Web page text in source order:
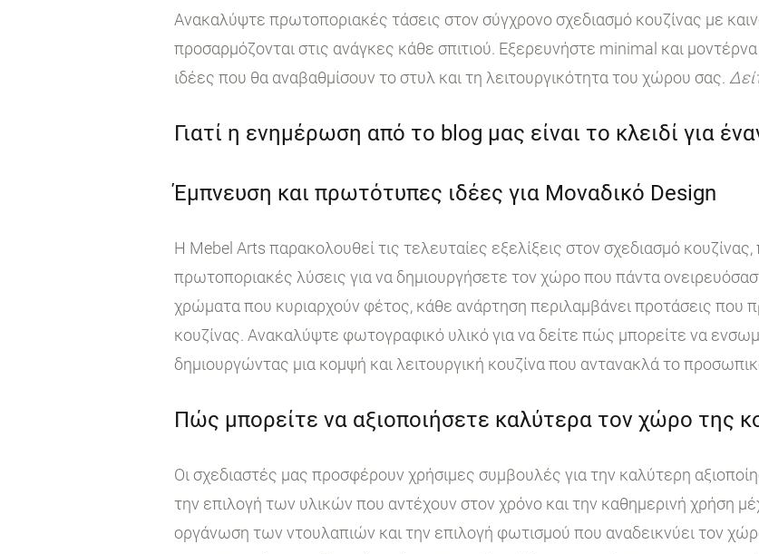
Ανακαλύψτε πρωτοποριακές τάσεις στον σύγχρονο σχεδιασμό κουζίνας με
προσαρμόζονται στις ανάγκες κάθε σπιτιού. Εξερευνήστε minimal και
ιδέες που θα αναβαθμίσουν το στυλ και τη λειτουργικότητα του χώρου σας.
Γιατί η ενημέρωση από το blog μας είναι το κλειδί για
Έμπνευση και πρωτότυπες ιδέες για Μοναδικό Design
Η Mebel Arts παρακολουθεί τις τελευταίες εξελίξεις στον σχεδιασμό
πρωτοποριακές λύσεις για να δημιουργήσετε τον χώρο που πάντα
χρώματα που κυριαρχούν φέτος, κάθε ανάρτηση περιλαμβάνει προτάσεις που
κουζίνας. Ανακαλύψτε φωτογραφικό υλικό για να δείτε πώς μπορείτε να
δημιουργώντας μια κομψή και λειτουργική κουζίνα που αντανακλά το
Πώς μπορείτε να αξιοποιήσετε καλύτερα τον χώρο της
Οι σχεδιαστές μας προσφέρουν χρήσιμες συμβουλές για την καλύτερη
την επιλογή των υλικών που αντέχουν στον χρόνο και την καθημερινή χρήση
οργάνωση των ντουλαπιών και την επιλογή φωτισμού που αναδεικνύει τον